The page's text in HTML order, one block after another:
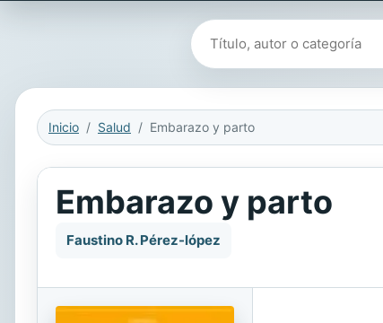
Buscar libros
Inicio Salud Embarazo y parto
Embarazo y parto
Faustino R. Pérez-lópez